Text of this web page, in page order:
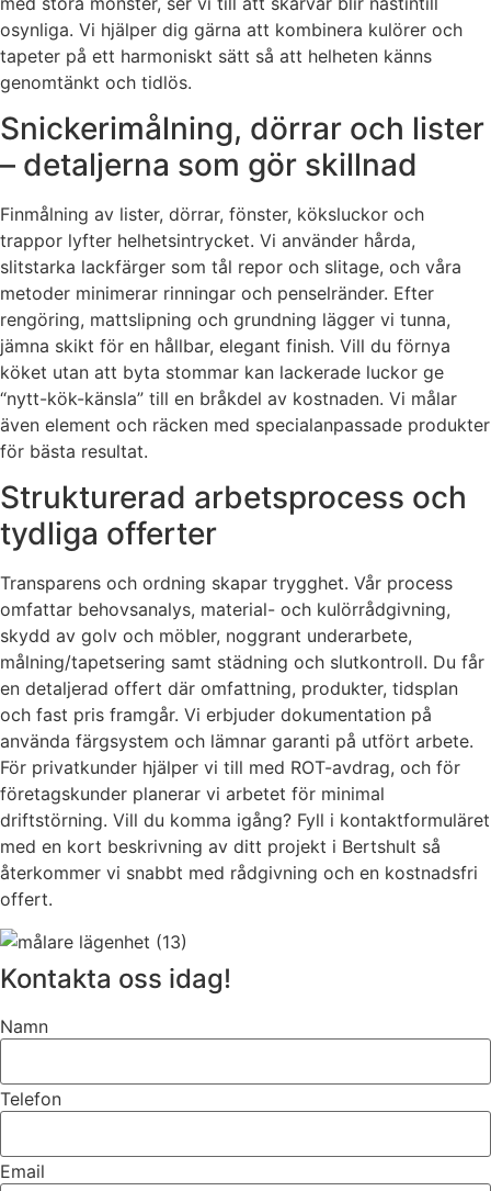
osynliga. Vi hjälper dig gärna att kombinera kulörer och
tapeter på ett harmoniskt sätt så att helheten känns
genomtänkt och tidlös.
Snickerimålning, dörrar och lister
– detaljerna som gör skillnad
Finmålning av lister, dörrar, fönster, köksluckor och
trappor lyfter helhetsintrycket. Vi använder hårda,
slitstarka lackfärger som tål repor och slitage, och våra
metoder minimerar rinningar och penselränder. Efter
rengöring, mattslipning och grundning lägger vi tunna,
jämna skikt för en hållbar, elegant finish. Vill du förnya
köket utan att byta stommar kan lackerade luckor ge
“nytt-kök-känsla” till en bråkdel av kostnaden. Vi målar
även element och räcken med specialanpassade produkter
för bästa resultat.
Strukturerad arbetsprocess och
tydliga offerter
Transparens och ordning skapar trygghet. Vår process
omfattar behovsanalys, material- och kulörrådgivning,
skydd av golv och möbler, noggrant underarbete,
målning/tapetsering samt städning och slutkontroll. Du får
en detaljerad offert där omfattning, produkter, tidsplan
och fast pris framgår. Vi erbjuder dokumentation på
använda färgsystem och lämnar garanti på utfört arbete.
För privatkunder hjälper vi till med ROT-avdrag, och för
företagskunder planerar vi arbetet för minimal
driftstörning. Vill du komma igång? Fyll i kontaktformuläret
med en kort beskrivning av ditt projekt i Bertshult så
återkommer vi snabbt med rådgivning och en kostnadsfri
offert.
Kontakta oss idag!
Namn
Telefon
Email